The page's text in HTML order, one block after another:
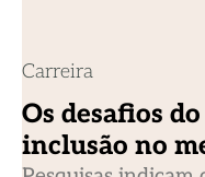
Carreira
Os desafios
inclusão no